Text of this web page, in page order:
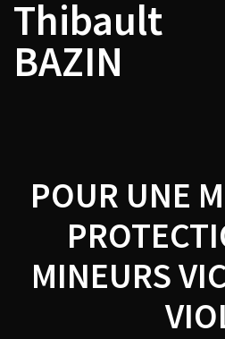
Skip
content
Thibault
BAZIN
POUR UNE
MINEURS
Navigation
de